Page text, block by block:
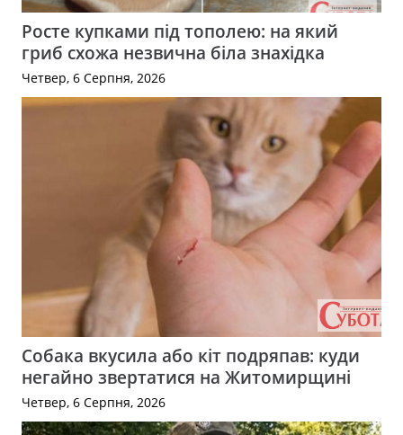
Росте купками під тополею: на який
гриб схожа незвична біла знахідка
Четвер, 6 Серпня, 2026
Собака вкусила або кіт подряпав: куди
негайно звертатися на Житомирщині
Четвер, 6 Серпня, 2026